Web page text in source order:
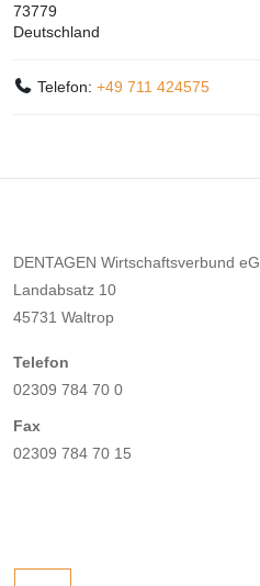
73779
Deutschland
Telefon:+49 711 424575
DENTAGEN Wirtschaftsverbund eG
Landabsatz 10
45731 Waltrop
Telefon
02309 784 70 0
Fax
02309 784 70 15